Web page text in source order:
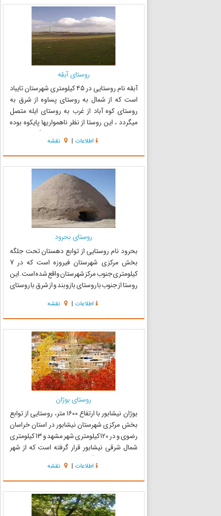
روستای آبقه
آبقه نام روستایی در ۴۵ کیلومتری شهرستان تایباد
است که از شمال به روستای پساوه از شرق به
روستای کوه آباد از غرب به روستای ایله متصل
میگردد ، این روستا از نظر ناهمواریها پایکوه بوده
وجهت جنوب روستا را کاملا کوه در برگرفته است.
شغل اصلی مردم روستا کشاورزی و دامداری
می‌باشد که از نظر کشاور...
اطلاعات | نقشه
روستای بحرود
بحرود نام روستایی از توابع دهستان تحت جلگه
بخش مرکزی شهرستان فیروزه است که در 7
کیلومتری جنوب مرکز شهرستان واقع شده است. این
روستا از جنوب با روستای بازوبند و از شرق با روستای
در غرب نیز با اراضی کشاورزی روستای حاجی آباد
(خالی از سکنه) م...
اطلاعات | نقشه
روستای بوژان
بوژان نیشابور با ارتفاع ۱۶۰۰ متر، روستایی از توابع
بخش مرکزی شهرستان نیشابور در استان خراسان
رضوی و در 120 کیلومتری شهر مشهد و 13 کیلومتری
شمال شرقی نیشابور قرار گرفته است که از شهر
نیشابور جاده ای آسفالته جهت ورود به این روستا
وجود دارد. در مورد وجه تسمیه بوژان چند نظریه
وجود دارتد. ...
اطلاعات | نقشه